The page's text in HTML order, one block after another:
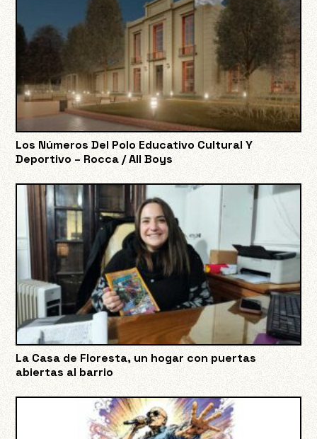
Los Números Del Polo Educativo Cultural Y
Deportivo – Rocca / All Boys
La Casa de Floresta, un hogar con puertas
abiertas al barrio